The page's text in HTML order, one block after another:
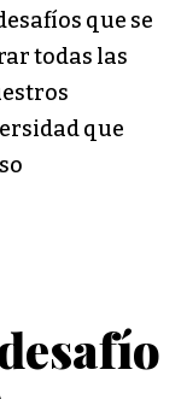
que se
todas las
que